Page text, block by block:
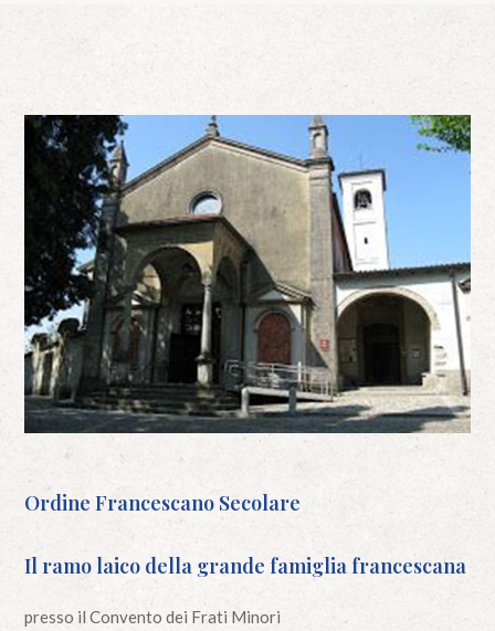
Ordine Francescano Secolare
Il ramo laico della grande famiglia francescana
presso il Convento dei Frati Minori